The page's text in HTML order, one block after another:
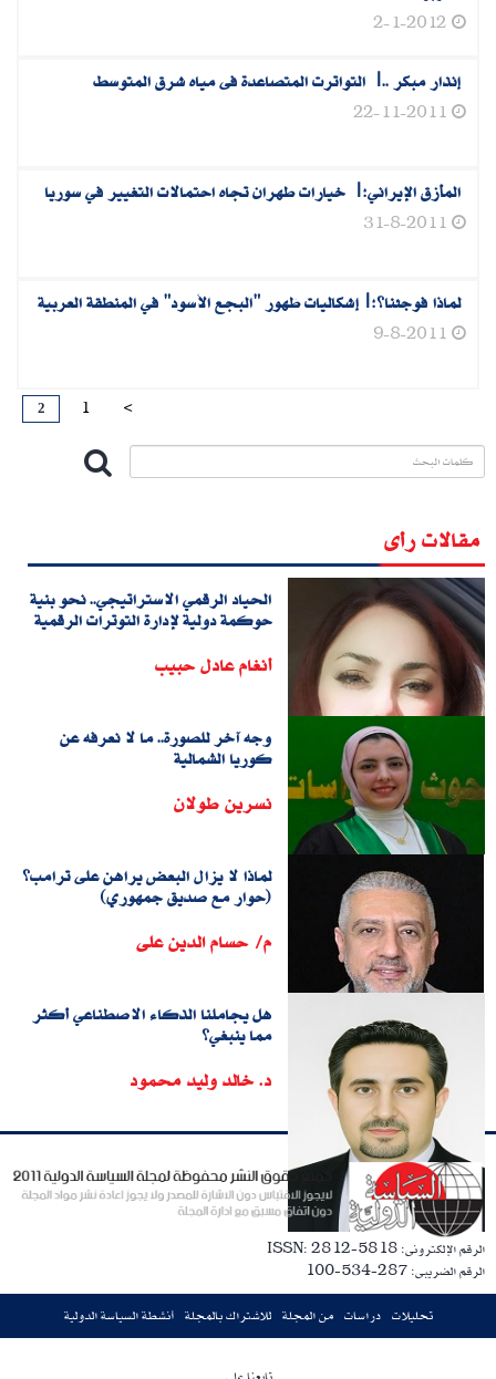
2-1-2012
إنذار‏ ‏مبكر‏ ..| ‏التواترت‏ ‏المتصاعدة‏ ‏فى‏ ‏مياه‏ ‏شرق‏ ‏المتوسط‏
22-11-2011
المأزق الإيراني:| خيارات طهران تجاه احتمالات التغيير في سوريا
31-8-2011
لماذا فوجئنا؟:|إشكاليات ظهور "البجع الأسود" في المنطقة العربية
9-8-2011
2 1 <
مقالات رأى
الحياد الرقمي الاستراتيجي.. نحو بنية
حوكمة دولية لإدارة التوترات الرقمية
أنغام عادل حبيب
وجه آخر للصورة.. ما لا نعرفه عن
كوريا الشمالية
نسرين طولان
لماذا لا يزال البعض يراهن على ترامب؟
(حوار مع صديق جمهوري)
م/ حسام الدين على
هل يجاملنا الذكاء الاصطناعي أكثر
مما ينبغي؟
د. خالد وليد محمود
الرقم الإلكترونى: ISSN: 2812-5818
الرقم الضريبى: 287-534-100
تحليلات دراسات من المجلة للاشتراك بالمجلة أنشطة السياسة الدولية